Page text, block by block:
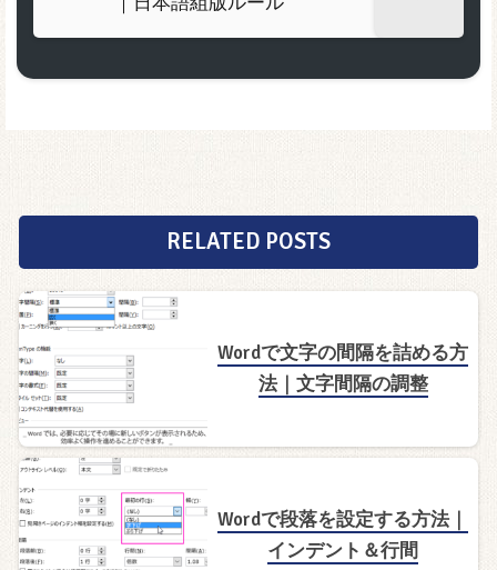
RELATED POSTS
Wordで文字の間隔を詰める方
法｜文字間隔の調整
Wordで段落を設定する方法｜
インデント＆行間